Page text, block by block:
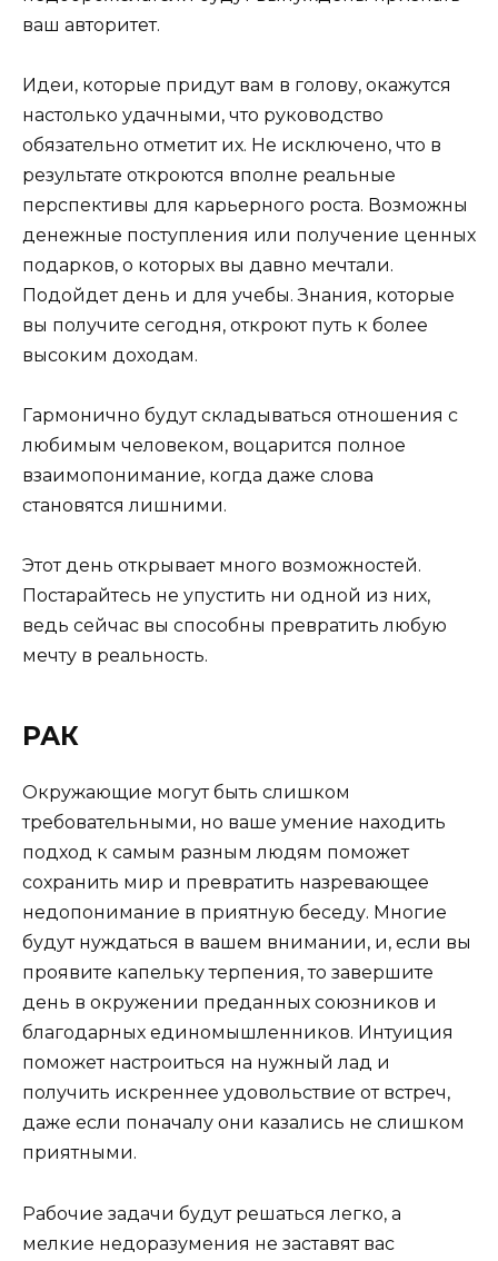
ваш авторитет.
Идеи, которые придут вам в голову, окажутся
настолько удачными, что руководство
обязательно отметит их. Не исключено, что в
результате откроются вполне реальные
перспективы для карьерного роста. Возможны
денежные поступления или получение ценных
подарков, о которых вы давно мечтали.
Подойдет день и для учебы. Знания, которые
вы получите сегодня, откроют путь к более
высоким доходам.
Гармонично будут складываться отношения с
любимым человеком, воцарится полное
взаимопонимание, когда даже слова
становятся лишними.
Этот день открывает много возможностей.
Постарайтесь не упустить ни одной из них,
ведь сейчас вы способны превратить любую
мечту в реальность.
РАК
Окружающие могут быть слишком
требовательными, но ваше умение находить
подход к самым разным людям поможет
сохранить мир и превратить назревающее
недопонимание в приятную беседу. Многие
будут нуждаться в вашем внимании, и, если вы
проявите капельку терпения, то завершите
день в окружении преданных союзников и
благодарных единомышленников. Интуиция
поможет настроиться на нужный лад и
получить искреннее удовольствие от встреч,
даже если поначалу они казались не слишком
приятными.
Рабочие задачи будут решаться легко, а
мелкие недоразумения не заставят вас